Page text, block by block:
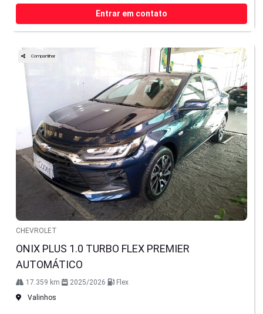
Entrar em contato
Compartilhar
CHEVROLET
ONIX PLUS 1.0 TURBO FLEX PREMIER
AUTOMÁTICO
17.359 km 2025/2026
Flex
Valinhos